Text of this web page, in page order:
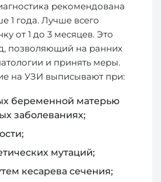
рекомендована
1 года. Лучше всего
от 1 до 3 месяцев. Это
позволяющий на ранних
и принять меры.
на УЗИ выписывают при:
беременной матерью
заболеваниях;
мутаций;
кесарева сечения;